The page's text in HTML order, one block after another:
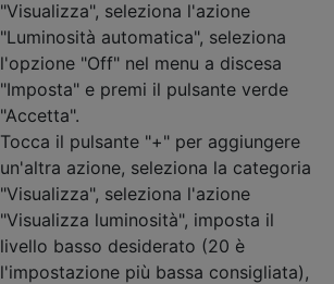
"Visualizza", seleziona l'azione
"Luminosità automatica", seleziona
l'opzione "Off" nel menu a discesa
"Imposta" e premi il pulsante verde
"Accetta".
Tocca il pulsante "+" per aggiungere
un'altra azione, seleziona la categoria
"Visualizza", seleziona l'azione
"Visualizza luminosità", imposta il
livello basso desiderato (20 è
l'impostazione più bassa consigliata),